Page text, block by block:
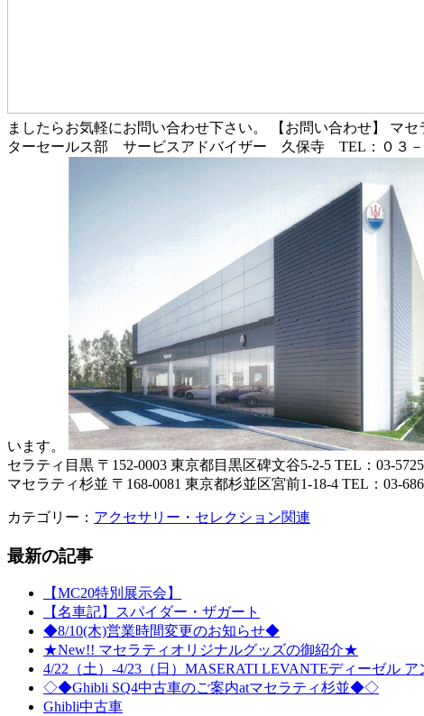
ましたらお気軽にお問い合わせ下さい。 【お問い合わせ】
ターセールス部 サービスアドバイザー 久保寺 TEL：０３
います。
セラティ目黒 〒152-0003 東京都目黒区碑文谷5-2-5 TEL：03-
マセラティ杉並 〒168-0081 東京都杉並区宮前1-18-4 TEL：03-
カテゴリー： アクセサリー・セレクション関連
最新の記事
【MC20特別展示会】
【名車記】スパイダー・ザガート
◆8/10(木)営業時間変更のお知らせ◆
★New!! マセラティオリジナルグッズの御紹介★
4/22（土）-4/23（日）MASERATI LEVANTEディーゼル
◇◆Ghibli SQ4中古車のご案内atマセラティ杉並◆◇
Ghibli中古車